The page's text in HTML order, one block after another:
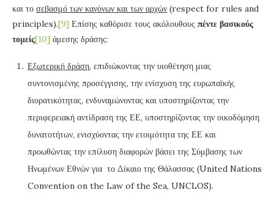
και το σεβασμό των κανόνων και των αρχών (respect for rules and
principles).[9] Επίσης καθόρισε τους ακόλουθους πέντε βασικούς
τομείς[10] άμεσης δράσης:
Εξωτερική δράση, επιδιώκοντας την υιοθέτηση μιας
συντονισμένης προσέγγισης, την ενίσχυση της ευρωπαϊκής
διορατικότητας, ενδυναμώνοντας και υποστηρίζοντας την
περιφερειακή αντίδραση της ΕΕ, υποστηρίζοντας την οικοδόμηση
δυνατοτήτων, ενισχύοντας την ετοιμότητα της ΕΕ και
προωθώντας την επίλυση διαφορών βάσει της Σύμβασης των
Ηνωμένων Εθνών για το Δίκαιο της Θάλασσας (United Nations
Convention on the Law of the Sea, UNCLOS).